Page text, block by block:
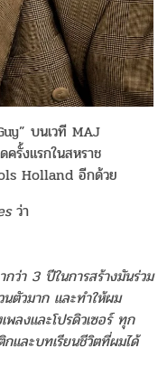
บนเวที MAJ
รั้งแรกในสหราช
Holland อีกด้วย
ว่า
ว่า 3 ปีในการสร้างมันร่วม
ตัวมาก และทำให้ผม
ลงและโปรดิวเซอร์ ทุก
และบทเรียนชีวิตที่ผมได้